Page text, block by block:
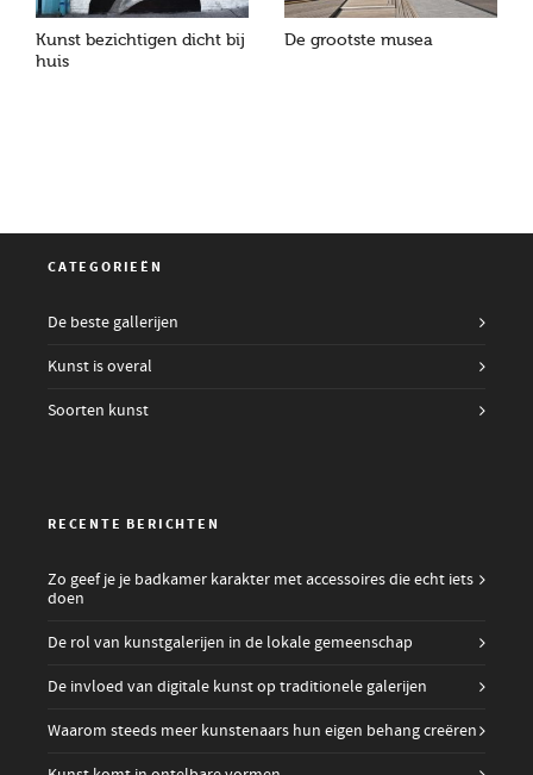
Kunst bezichtigen dicht bij
huis
De grootste musea
CATEGORIEËN
De beste gallerijen
Kunst is overal
Soorten kunst
RECENTE BERICHTEN
Zo geef je je badkamer karakter met accessoires die echt iets
doen
De rol van kunstgalerijen in de lokale gemeenschap
De invloed van digitale kunst op traditionele galerijen
Waarom steeds meer kunstenaars hun eigen behang creëren